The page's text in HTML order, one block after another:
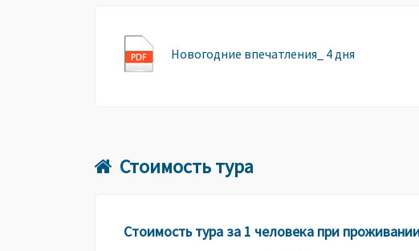
Новогодние впечатления_ 4 дня
Стоимость тура
Стоимость тура за 1 человека при